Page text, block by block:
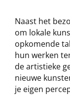
Naast het
om lokale
opkomende
hun werken
de artistieke
nieuwe
je eigen